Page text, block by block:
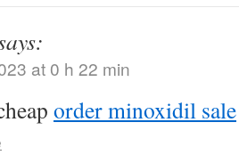
at 0 h 22 min
order minoxidil sale